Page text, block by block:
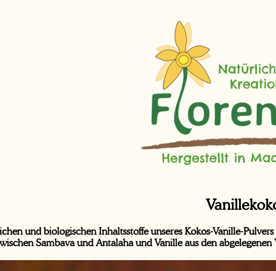
und biologischen Inhaltsstoffe unseres Kokos-Vanille-
Sambava und Antalaha und Vanille aus den